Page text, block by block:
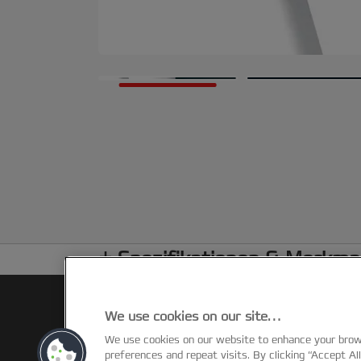
Spezifikationen &
We use cookies on our site…
We use cookies on our website to enhance your
preferences and repeat visits. By clicking “Accept